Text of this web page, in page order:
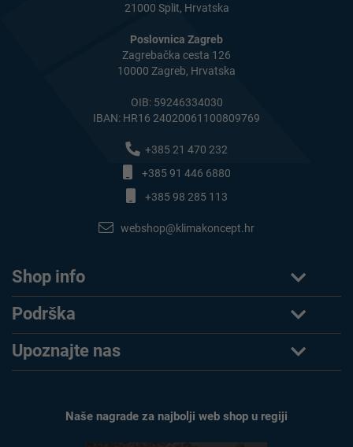
21000 Split, Hrvatska
Poslovnica Zagreb
Zagrebačka cesta 126
10000 Zagreb, Hrvatska
OIB: 59246334030
IBAN: HR16 24020061100809769
+385 21 470 232
+385 91 446 6880
+385 98 285 113
webshop@klimakoncept.hr
Shop info
Podrška
Upoznajte nas
Naše nagrade za najbolji web shop u regiji